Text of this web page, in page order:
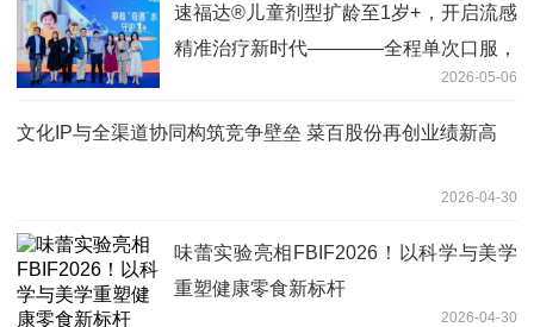
速福达®儿童剂型扩龄至1岁+，开启流感
精准治疗新时代————全程单次口服，
2026-05-06
文化IP与全渠道协同构筑竞争壁垒 菜百股份再创业绩新高
2026-04-30
味蕾实验亮相FBIF2026！以科学与美学
重塑健康零食新标杆
2026-04-30